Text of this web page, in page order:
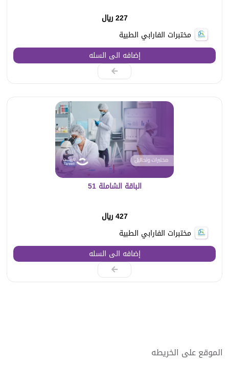
227 ريال
مختبرات الفارابي الطبية
إضافه الى السله
الباقة الشاملة 51
427 ريال
مختبرات الفارابي الطبية
إضافه الى السله
الموقع على الخريطه